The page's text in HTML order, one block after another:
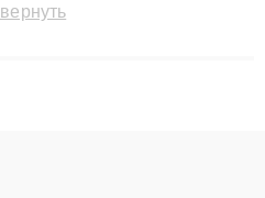
до 3 лет. Наши мастера